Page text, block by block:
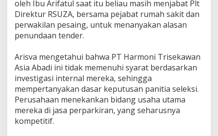
P
a
r
k
R
S
U
Z
A
oleh Ibu Arifatul saat itu beliau masih menjabat Plt
Direktur RSUZA, bersama pejabat rumah sakit dan
perwakilan pesaing, untuk menanyakan alasan
penundaan tender.
‎Arisva mengetahui bahwa PT Harmoni Trisekawan
Asia Abadi ini tidak memenuhi syarat berdasarkan
investigasi internal mereka, sehingga
mempertanyakan dasar keputusan panitia seleksi.
Perusahaan menekankan bidang usaha utama
mereka di jasa perparkiran, yang seharusnya
kompetitif.